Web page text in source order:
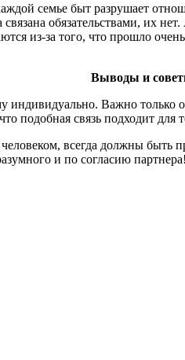
семье быт разрушает
обязательствами, их
из-за того, что прошло
Выводы и
Важно только
связь подходит для
всегда должны
и по согласию